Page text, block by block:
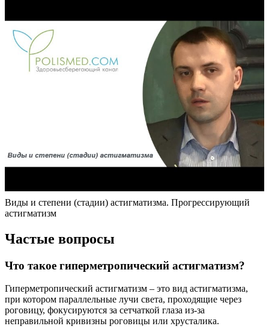
Виды и степени (стадии) астигматизма. Прогрессирующий
астигматизм
Частые вопросы
Что такое гиперметропический астигматизм?
Гиперметропический астигматизм – это вид астигматизма,
при котором параллельные лучи света, проходящие через
роговицу, фокусируются за сетчаткой глаза из-за
неправильной кривизны роговицы или хрусталика.